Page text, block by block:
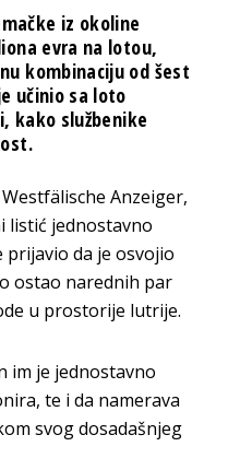
iz okoline
evra na lotou,
kombinaciju od šest
učinio sa loto
kako službenike
Anzeiger,
listić jednostavno
da je osvojio
ostao narednih par
u prostorije lutrije.
im je jednostavno
te i da namerava
svog dosadašnjeg